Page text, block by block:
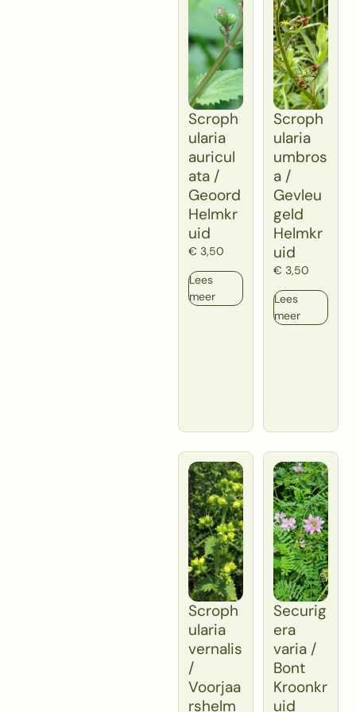
Scroph
ularia
auricul
ata /
Geoord
Helmkr
uid
€ 3,50
Lees
meer
Scroph
ularia
umbros
a /
Gevleu
geld
Helmkr
uid
€ 3,50
Lees
meer
Scroph
ularia
vernalis
/
Voorjaa
rshelm
Securig
era
varia /
Bont
Kroonkr
uid